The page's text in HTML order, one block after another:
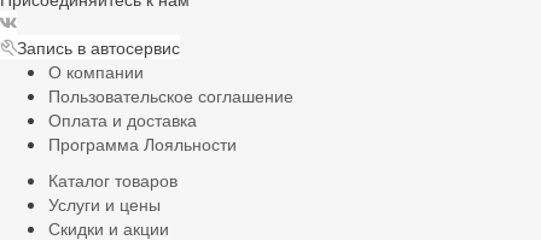
Запись в автосервис
О компании
Пользовательское соглашение
Оплата и доставка
Программа Лояльности
Каталог товаров
Услуги и цены
Скидки и акции